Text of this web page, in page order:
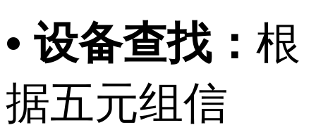
• 设备查找： 根
据五元组信